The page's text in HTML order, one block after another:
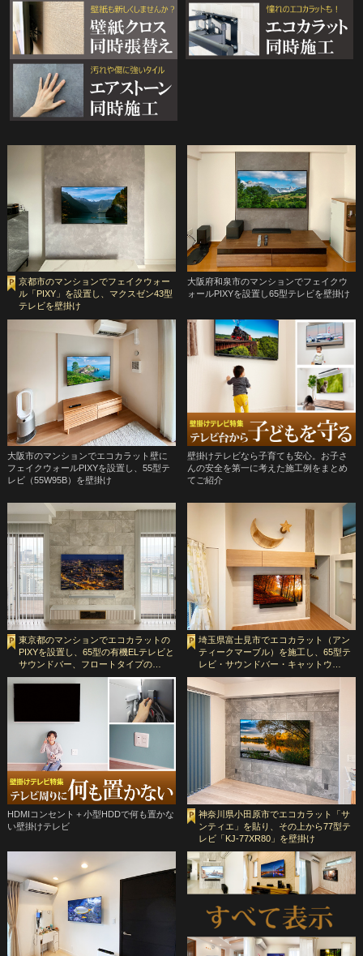
京都市のマンションでフェイクウォー
ル「PIXY」を設置し、マクスゼン43型
テレビを壁掛け
大阪府和泉市のマンションでフェイクウ
ォールPIXYを設置し65型テレビを壁掛け
大阪市のマンションでエコカラット壁に
フェイクウォールPIXYを設置し、55型テ
レビ（55W95B）を壁掛け
壁掛けテレビなら子育ても安心。お子さ
んの安全を第一に考えた施工例をまとめ
てご紹介
東京都のマンションでエコカラットの
PIXYを設置し、65型の有機ELテレビと
サウンドバー、フロートタイプの…
埼玉県富士見市でエコカラット（アン
ティークマーブル）を施工し、65型テ
レビ・サウンドバー・キャットウ…
HDMIコンセント＋小型HDDで何も置かな
い壁掛けテレビ
神奈川県小田原市でエコカラット「サ
ンティエ」を貼り、その上から77型テ
レビ「KJ-77XR80」を壁掛け